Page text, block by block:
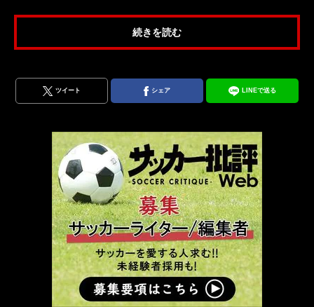
続きを読む
ツイート シェア LINEで送る